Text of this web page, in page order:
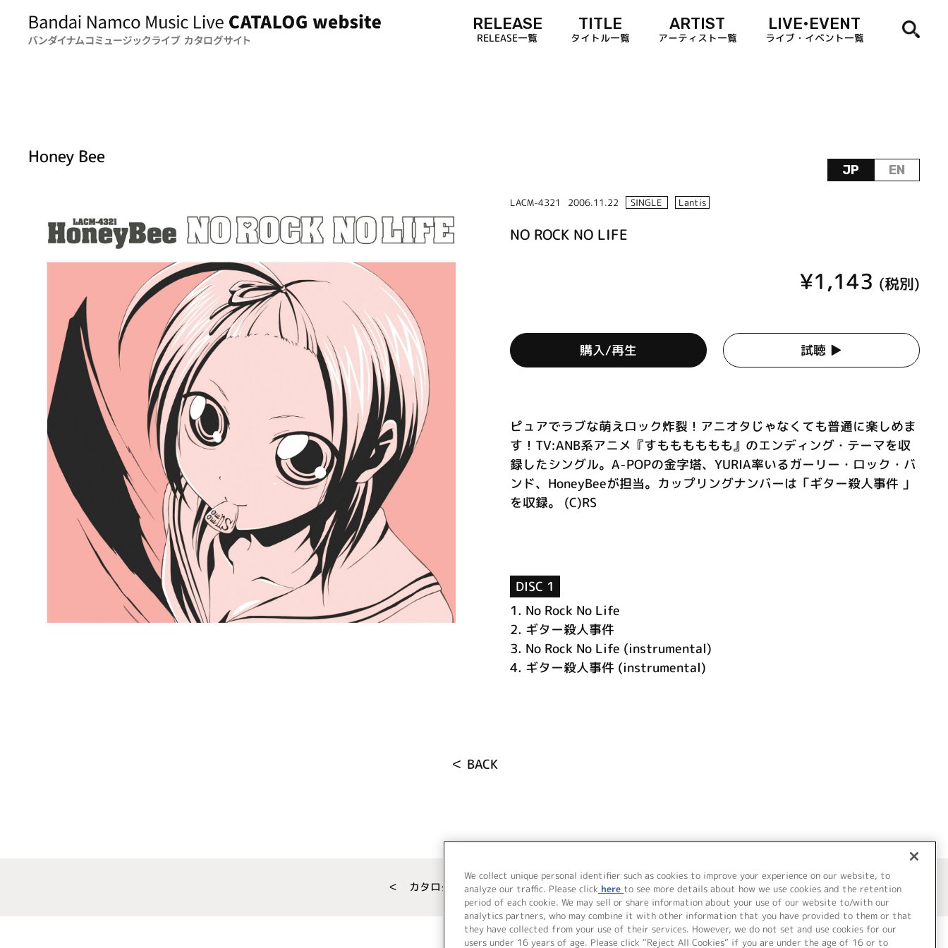
RELEASE
RELEASE一覧
TITLE
タイトル一覧
ARTIST
アーティスト一覧
LIVE•EVENT
ライブ・イベント一覧
JP EN
Honey Bee
LACM-4321 2006.11.22 SINGLE Lantis
NO ROCK NO LIFE
¥1,143 (税別)
購入/再生 試聴 ▶︎
ピュアでラブな萌えロック炸裂！アニオタじゃなくても普通に楽しめま
す！TV:ANB系アニメ『すもももももも』のエンディング・テーマを収
録したシングル。A-POPの金字塔、YURIA率いるガーリー・ロック・バ
ンド、HoneyBeeが担当。カップリングナンバーは「ギター殺人事件 」
を収録。 (C)RS
DISC 1
1. No Rock No Life
2. ギター殺人事件
3. No Rock No Life (instrumental)
4. ギター殺人事件 (instrumental)
＜ BACK
＜ カタログサイト トップページへ
We collect unique personal identifier such as cookies to improve your experience on our website, to
analyze our traffic. Please click here to see more details about how we use cookies and the retention
period of each cookie. We may sell or share information about your use of our website to/with our
analytics partners, who may combine it with other information that you have provided to them or that
they have collected from your use of their services. However, we do not set and use cookies for our
users under 16 years of age. Please click “Reject All Cookies” if you are under the age of 16 or to